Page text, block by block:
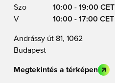
Szo
10:00 - 19:00 CET
V
10:00 - 17:00 CET
Andrássy út 81, 1062
Budapest
Megtekintés a térképen